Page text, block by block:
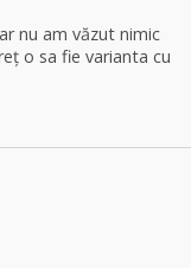
nu am văzut nimic
o sa fie varianta cu